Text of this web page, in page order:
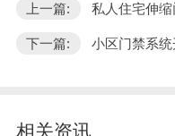
上一篇: 私人住宅伸
下一篇: 小区门禁系
相关资讯